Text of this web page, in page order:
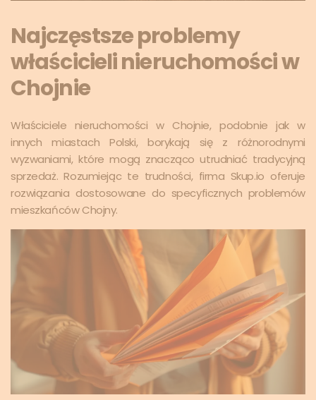
Najczęstsze problemy
właścicieli nieruchomości w
Chojnie
Właściciele nieruchomości w Chojnie, podobnie jak w
innych miastach Polski, borykają się z różnorodnymi
wyzwaniami, które mogą znacząco utrudniać tradycyjną
sprzedaż. Rozumiejąc te trudności, firma Skup.io oferuje
rozwiązania dostosowane do specyficznych problemów
mieszkańców Chojny.